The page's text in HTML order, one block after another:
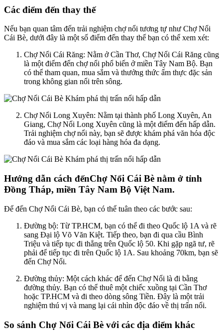
Các điểm đến thay thế
Nếu bạn quan tâm đến trải nghiệm chợ nổi tương tự như Chợ Nổi
Cái Bè, dưới đây là một số điểm đến thay thế bạn có thể xem xét:
Chợ Nổi Cái Răng: Nằm ở Cần Thơ, Chợ Nổi Cái Răng cũng
là một điểm đến chợ nổi phổ biến ở miền Tây Nam Bộ. Bạn
có thể tham quan, mua sắm và thưởng thức ẩm thực đặc sản
trong không gian nổi trên sông.
Chợ Nổi Long Xuyên: Nằm tại thành phố Long Xuyên, An
Giang, Chợ Nổi Long Xuyên cũng là một điểm đến hấp dẫn.
Trải nghiệm chợ nổi này, bạn sẽ được khám phá văn hóa độc
đáo và mua sắm các loại hàng hóa đa dạng.
Hướng dẫn cách đếnChợ Nổi Cái Bè nằm ở tỉnh
Đồng Tháp, miền Tây Nam Bộ Việt Nam.
Để đến Chợ Nổi Cái Bè, bạn có thể tuân theo các bước sau:
Đường bộ: Từ TP.HCM, bạn có thể đi theo Quốc lộ 1A và rẽ
sang Đại lộ Võ Văn Kiệt. Tiếp theo, bạn đi qua cầu Bình
Triệu và tiếp tục đi thẳng trên Quốc lộ 50. Khi gặp ngã tư, rẽ
phải để tiếp tục đi trên Quốc lộ 1A. Sau khoảng 70km, bạn sẽ
đến Chợ Nổi.
Đường thủy: Một cách khác để đến Chợ Nổi là đi bằng
đường thủy. Bạn có thể thuê một chiếc xuồng tại Cần Thơ
hoặc TP.HCM và đi theo dòng sông Tiền. Đây là một trải
nghiệm thú vị và mang lại cái nhìn độc đáo về thị trấn nổi.
So sánh Chợ Nổi Cái Bè với các địa điểm khác